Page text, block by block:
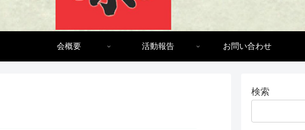
会概要 活動報告 お問い合わせ
検索